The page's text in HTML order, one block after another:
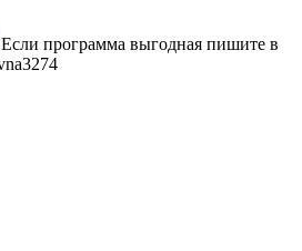
программа выгодная пишите в